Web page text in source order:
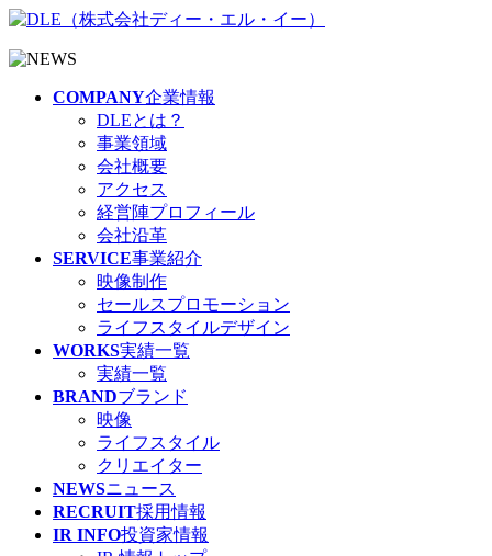
COMPANY企業情報
DLEとは？
事業領域
会社概要
アクセス
経営陣プロフィール
会社沿革
SERVICE事業紹介
映像制作
セールスプロモーション
ライフスタイルデザイン
WORKS実績一覧
実績一覧
BRANDブランド
映像
ライフスタイル
クリエイター
NEWSニュース
RECRUIT採用情報
IR INFO投資家情報